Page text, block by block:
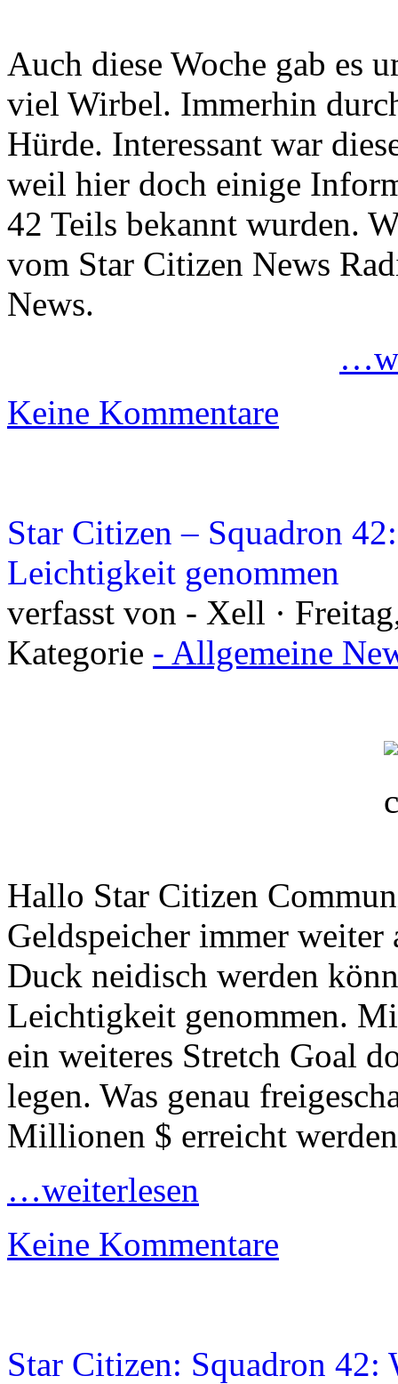
Auch diese Woche gab es
viel Wirbel. Immerhin
Hürde. Interessant war
weil hier doch einige
42 Teils bekannt wurden.
vom Star Citizen News
News.
Keine Kommentare
Star Citizen – Squadron
Leichtigkeit genommen
verfasst von - Xell ·
Kategorie - Allgemeine
Hallo Star Citizen
Geldspeicher immer weiter
Duck neidisch werden
Leichtigkeit genommen.
ein weiteres Stretch Goal
legen. Was genau
Millionen $ erreicht
…weiterlesen
Keine Kommentare
Star Citizen: Squadron 42: